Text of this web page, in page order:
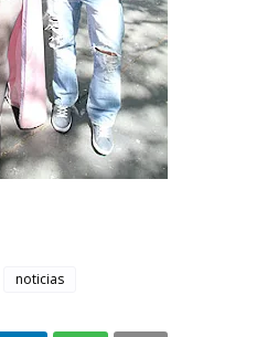
noticias